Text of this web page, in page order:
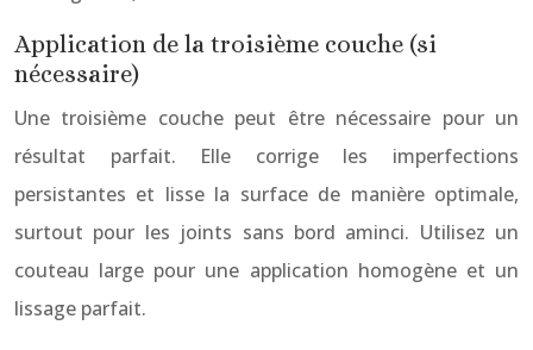
Application de la troisième couche (si
nécessaire)
Une troisième couche peut être nécessaire pour un
résultat parfait. Elle corrige les imperfections
persistantes et lisse la surface de manière optimale,
surtout pour les joints sans bord aminci. Utilisez un
couteau large pour une application homogène et un
lissage parfait.